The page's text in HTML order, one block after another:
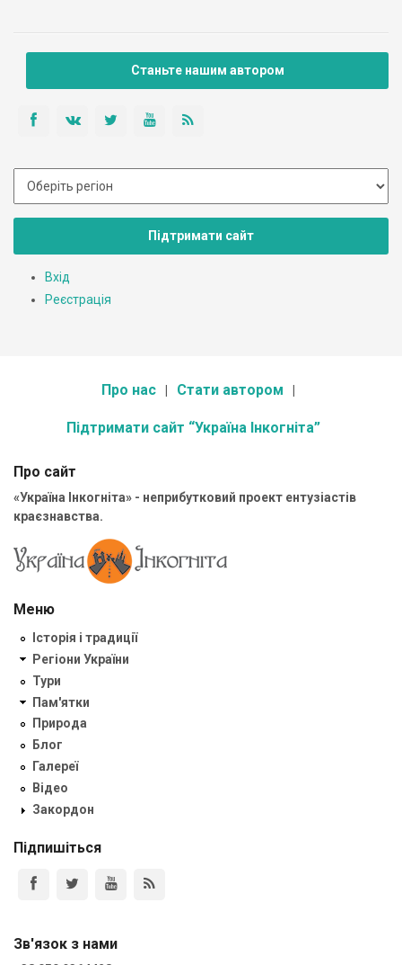
Станьте нашим автором
Підтримати сайт
Вхід
Реєстрація
Про нас Стати автором
Підтримати сайт “Україна Інкогніта”
Про сайт
«Україна Інкогніта» - неприбутковий проект ентузіастів
краєзнавства.
Меню
Історія і традиції
Регіони України
Тури
Пам'ятки
Природа
Блог
Галереї
Відео
Закордон
Підпишіться
Зв'язок з нами